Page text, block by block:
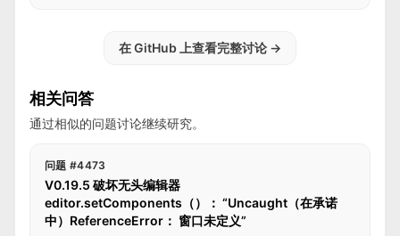
在 GitHub 上查看完整讨论 →
相关问答
通过相似的问题讨论继续研究。
问题 #4473
V0.19.5 破坏无头编辑器
editor.setComponents（）： “Uncaught（在承诺
中）ReferenceError： 窗口未定义”